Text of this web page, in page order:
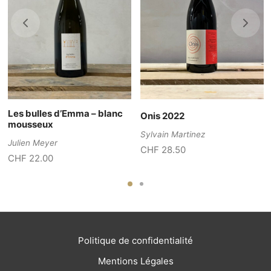
Les bulles d’Emma – blanc
mousseux
Julien Meyer
CHF 22.00
Onis 2022
Sylvain Martinez
CHF 28.50
Politique de confidentialité
Mentions Légales